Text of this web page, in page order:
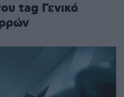
tag Γενικό